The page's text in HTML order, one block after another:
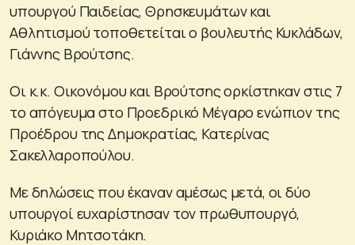
υπουργού Παιδείας, Θρησκευμάτων και
Αθλητισμού τοποθετείται ο βουλευτής Κυκλάδων,
Γιάννης Βρούτσης.
Οι κ.κ. Οικονόμου και Βρούτσης ορκίστηκαν στις 7
το απόγευμα στο Προεδρικό Μέγαρο ενώπιον της
Προέδρου της Δημοκρατίας, Κατερίνας
Σακελλαροπούλου.
Με δηλώσεις που έκαναν αμέσως μετά, οι δύο
υπουργοί ευχαρίστησαν τον πρωθυπουργό,
Κυριάκο Μητσοτάκη.